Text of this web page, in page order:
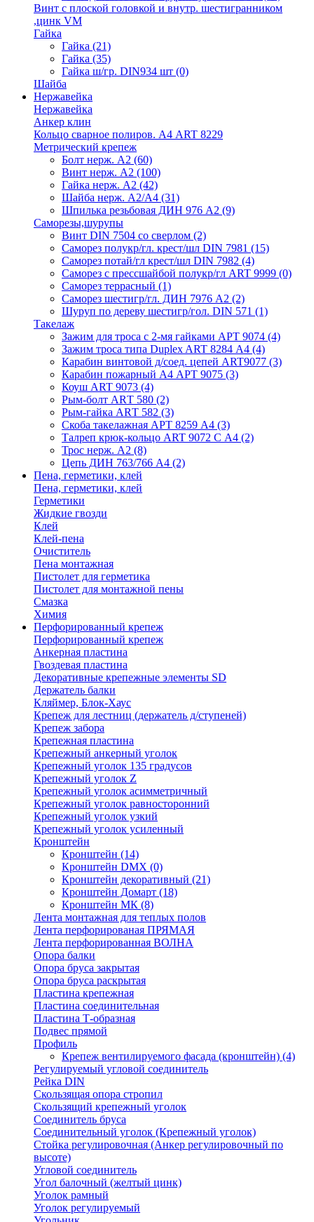
Винт с плоской головкой и внутр. шестигранником
,цинк VM
Гайка
Гайка (21)
Гайка (35)
Гайка ш/гр. DIN934 шт (0)
Шайба
Нержавейка
Нержавейка
Анкер клин
Кольцо сварное полиров. А4 ART 8229
Метрический крепеж
Болт нерж. А2 (60)
Винт нерж. А2 (100)
Гайка нерж. А2 (42)
Шайба нерж. А2/А4 (31)
Шпилька резьбовая ДИН 976 А2 (9)
Саморезы,шурупы
Винт DIN 7504 со сверлом (2)
Саморез полукр/гл. крест/шл DIN 7981 (15)
Саморез потай/гл крест/шл DIN 7982 (4)
Саморез с прессшайбой полукр/гл ART 9999 (0)
Саморез террасный (1)
Саморез шестигр/гл. ДИН 7976 А2 (2)
Шуруп по дереву шестигр/гол. DIN 571 (1)
Такелаж
Зажим для троса с 2-мя гайками АРТ 9074 (4)
Зажим троса типа Duplex ART 8284 А4 (4)
Карабин винтовой д/соед. цепей ART9077 (3)
Карабин пожарный А4 АРТ 9075 (3)
Коуш ART 9073 (4)
Рым-болт АRТ 580 (2)
Рым-гайка АRТ 582 (3)
Скоба такелажная АРТ 8259 А4 (3)
Талреп крюк-кольцо ART 9072 С A4 (2)
Трос нерж. А2 (8)
Цепь ДИН 763/766 А4 (2)
Пена, герметики, клей
Пена, герметики, клей
Герметики
Жидкие гвозди
Клей
Клей-пена
Очиститель
Пена монтажная
Пистолет для герметика
Пистолет для монтажной пены
Смазка
Химия
Перфорированный крепеж
Перфорированный крепеж
Анкерная пластина
Гвоздевая пластина
Декоративные крепежные элементы SD
Держатель балки
Кляймер, Блок-Хаус
Крепеж для лестниц (держатель д/ступеней)
Крепеж забора
Крепежная пластина
Крепежный анкерный уголок
Крепежный уголок 135 градусов
Крепежный уголок Z
Крепежный уголок асимметричный
Крепежный уголок равносторонний
Крепежный уголок узкий
Крепежный уголок усиленный
Кронштейн
Кронштейн (14)
Кронштейн DMX (0)
Кронштейн декоративный (21)
Кронштейн Домарт (18)
Кронштейн МК (8)
Лента монтажная для теплых полов
Лента перфорированая ПРЯМАЯ
Лента перфорированная ВОЛНА
Опора балки
Опора бруса закрытая
Опора бруса раскрытая
Пластина крепежная
Пластина соединительная
Пластина Т-образная
Подвес прямой
Профиль
Крепеж вентилируемого фасада (кронштейн) (4)
Регулируемый угловой соединитель
Рейка DIN
Скользящая опора стропил
Скользящий крепежный уголок
Соединитель бруса
Соединительный уголок (Крепежный уголок)
Стойка регулировочная (Анкер регулировочный по
высоте)
Угловой соединитель
Угол балочный (желтый цинк)
Уголок рамный
Уголок регулируемый